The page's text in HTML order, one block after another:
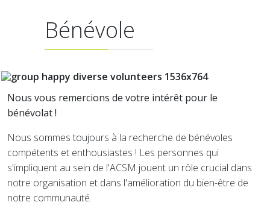
Bénévole
Nous vous remercions de votre intérêt pour le
bénévolat !
Nous sommes toujours à la recherche de bénévoles
compétents et enthousiastes ! Les personnes qui
s'impliquent au sein de l'ACSM jouent un rôle crucial dans
notre organisation et dans l'amélioration du bien-être de
notre communauté.